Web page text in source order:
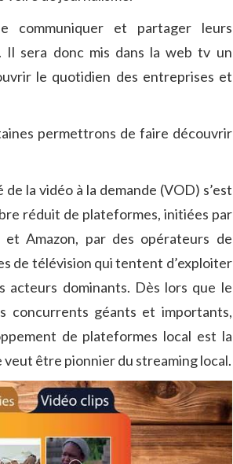
communiquer et partager leurs
Il sera donc mis dans la web tv un
le quotidien des entreprises et
permettrons de faire découvrir
la vidéo à la demande (VOD) s’est
réduit de plateformes, initiées par
Amazon, par des opérateurs de
de télévision qui tentent d’exploiter
acteurs dominants. Dès lors que le
concurrents géants et importants,
de plateformes local est la
être pionnier du streaming local.